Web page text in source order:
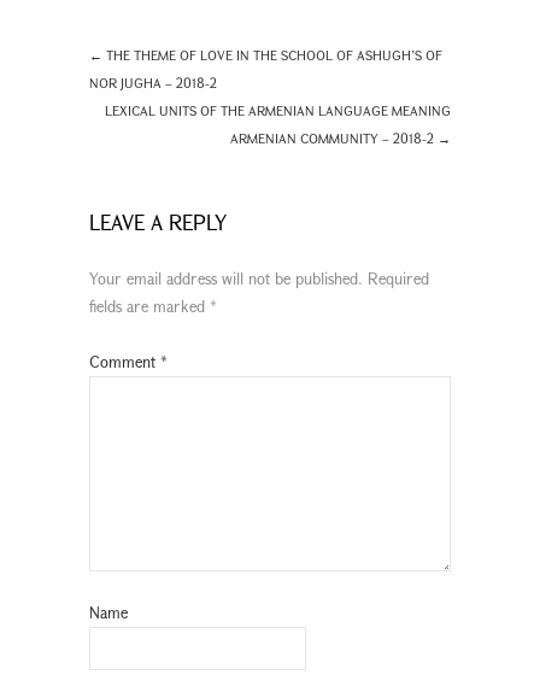
← THE THEME OF LOVE IN THE SCHOOL OF ASHUGH’S OF
NOR JUGHA – 2018-2
LEXICAL UNITS OF THE ARMENIAN LANGUAGE MEANING
ARMENIAN COMMUNITY – 2018-2 →
LEAVE A REPLY
Your email address will not be published. Required
fields are marked *
Comment *
Name